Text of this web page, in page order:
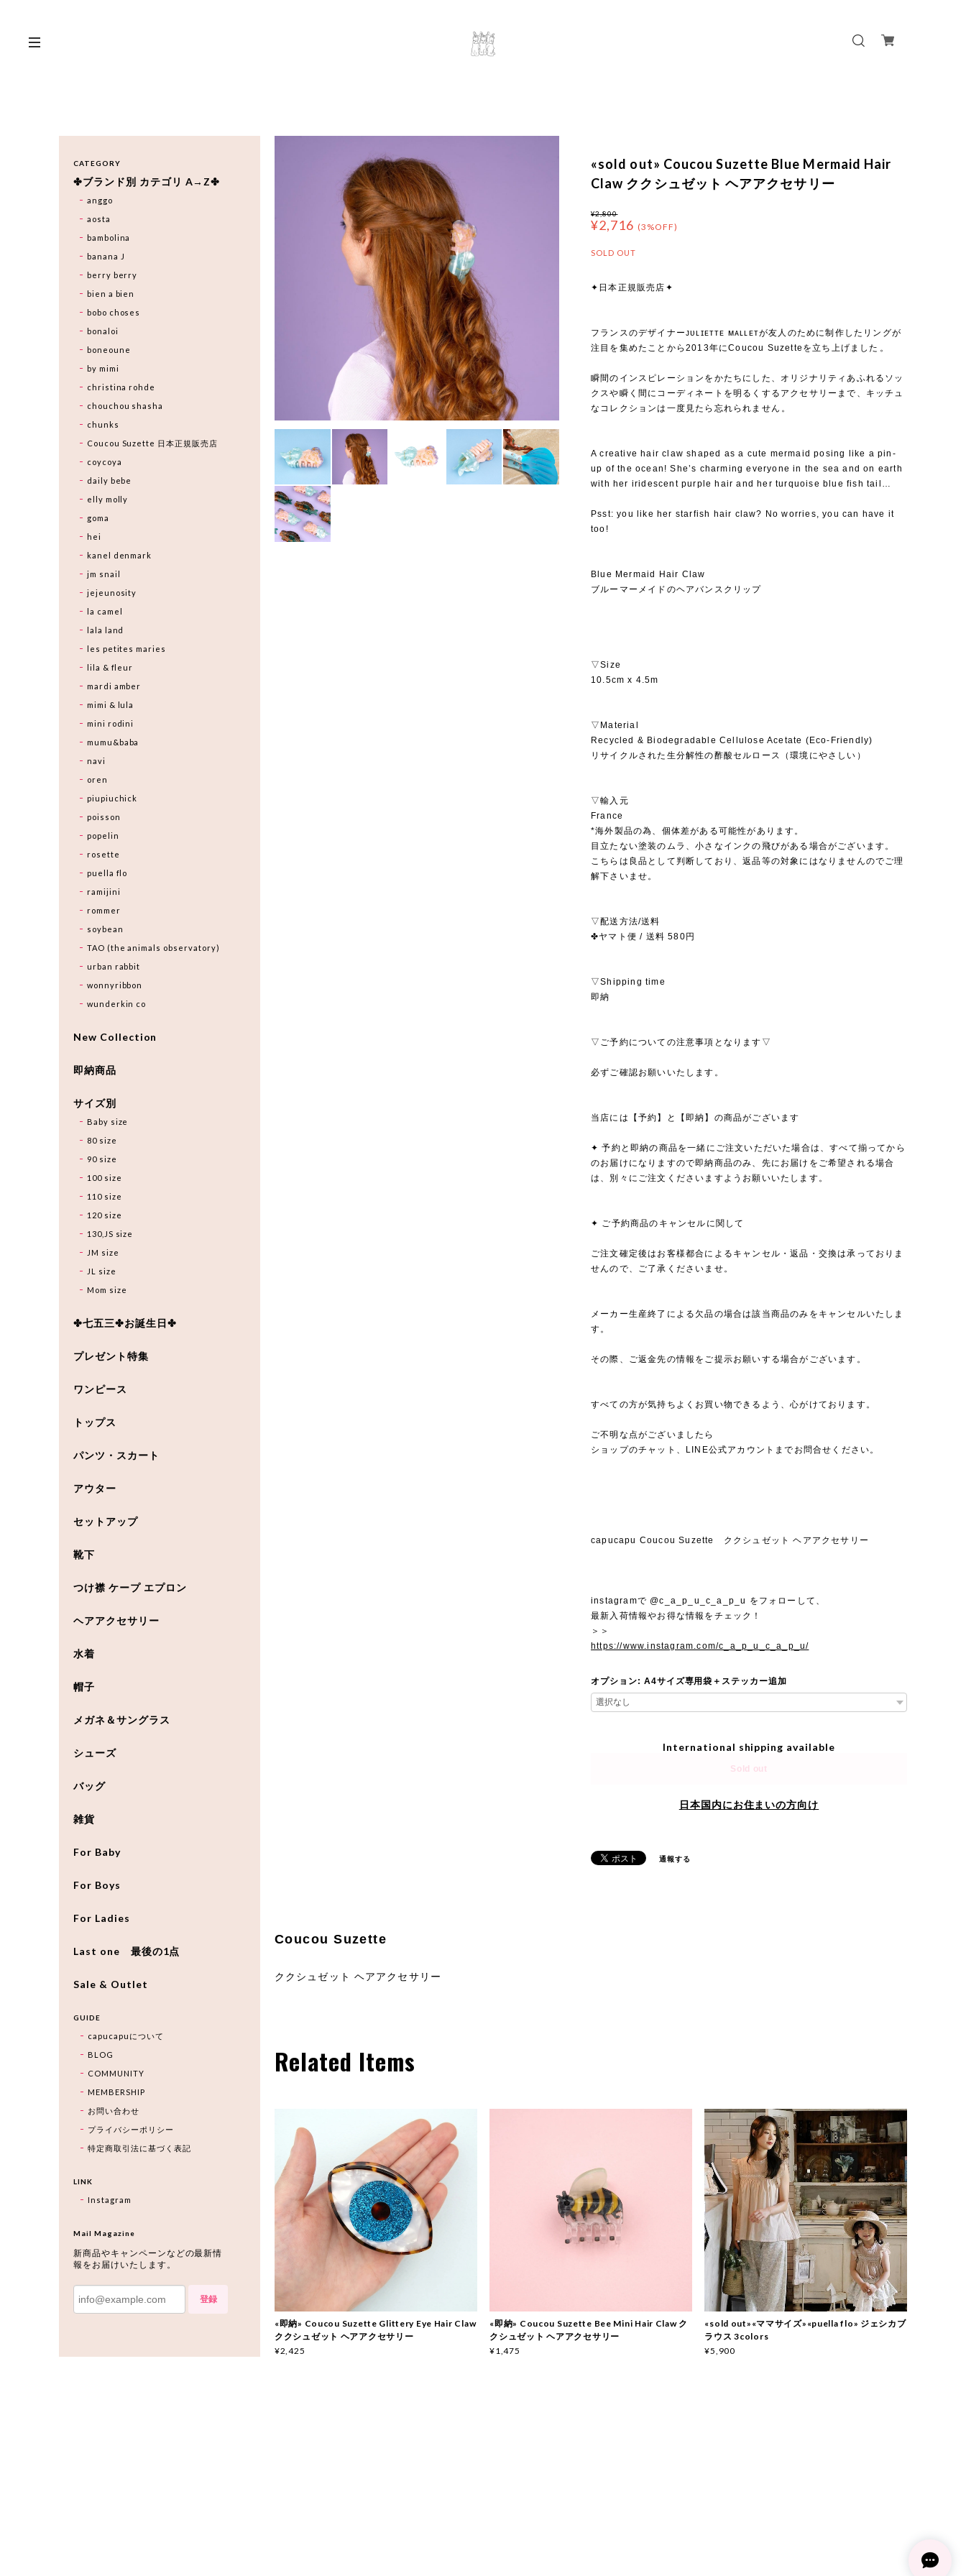
«sold out» Coucou Suzette Blue Mermaid Hair
Claw ククシュゼット ヘアアクセサリー
¥2,800
¥2,716 (3%OFF)
SOLD OUT
✦日本正規販売店✦
フランスのデザイナーᴊᴜʟɪᴇᴛᴛᴇ ᴍᴀʟʟᴇᴛが友人のために制作したリングが
注目を集めたことから2013年にCoucou Suzetteを立ち上げました⁡。
瞬間のインスピレーションをかたちにした、オリジナリティあふれるソッ
クスや瞬く間にコーディネートを明るくするアクセサリーまで、キッチュ
なコレクションは一度見たら忘れられません⁡。
A creative hair claw shaped as a cute mermaid posing like a pin-
up of the ocean! She’s charming everyone in the sea and on earth
with her iridescent purple hair and her turquoise blue fish tail…
Psst: you like her starfish hair claw? No worries, you can have it
too!
Blue Mermaid Hair Claw
ブルーマーメイドのヘアバンスクリップ
▽Size
10.5cm x 4.5m
▽Material
Recycled & Biodegradable Cellulose Acetate (Eco-Friendly)
リサイクルされた生分解性の酢酸セルロース（環境にやさしい）
▽輸入元
France
*海外製品の為、個体差がある可能性があります。
目立たない塗装のムラ、小さなインクの飛びがある場合がございます。
こちらは良品として判断しており、返品等の対象にはなりませんのでご理
解下さいませ。
▽配送方法/送料
✤ヤマト便 / 送料 580円
▽Shipping time
即納
▽ご予約についての注意事項となります▽
必ずご確認お願いいたします。
当店には【予約】と【即納】の商品がございます
✦ 予約と即納の商品を一緒にご注文いただいた場合は、すべて揃ってから
のお届けになりますので即納商品のみ、先にお届けをご希望される場合
は、別々にご注文くださいますようお願いいたします。
✦ ご予約商品のキャンセルに関して
ご注文確定後はお客様都合によるキャンセル・返品・交換は承っておりま
せんので、ご了承くださいませ。
メーカー生産終了による欠品の場合は該当商品のみをキャンセルいたしま
す。
その際、ご返金先の情報をご提示お願いする場合がございます。
すべての方が気持ちよくお買い物できるよう、心がけております。
ご不明な点がございましたら
ショップのチャット、LINE公式アカウントまでお問合せください。
capucapu Coucou Suzette ククシュゼット ヘアアクセサリー
instagramで @c_a_p_u_c_a_p_u をフォローして、
最新入荷情報やお得な情報をチェック！
＞＞
https://www.instagram.com/c_a_p_u_c_a_p_u/
オプション: A4サイズ専用袋＋ステッカー追加
International shipping available
Sold out
日本国内にお住まいの方向け
通報する
Coucou Suzette
ククシュゼット ヘアアクセサリー
Related Items
«即納» Coucou Suzette Glittery Eye Hair Claw
ククシュゼット ヘアアクセサリー
¥2,425
«即納» Coucou Suzette Bee Mini Hair Claw ク
クシュゼット ヘアアクセサリー
¥1,475
«sold out»«ママサイズ»«puella flo» ジェシカブ
ラウス 3colors
¥5,900
CATEGORY
✤ブランド別 カテゴリ A→Z✤
anggo
aosta
bambolina
banana J
berry berry
bien a bien
bobo choses
bonaloi
boneoune
by mimi
christina rohde
chouchou shasha
chunks
Coucou Suzette 日本正規販売店
coycoya
daily bebe
elly molly
goma
hei
kanel denmark
jm snail
jejeunosity
la camel
lala land
les petites maries
lila & fleur
mardi amber
mimi & lula
mini rodini
mumu&baba
navi
oren
piupiuchick
poisson
popelin
rosette
puella flo
ramijini
rommer
soybean
TAO (the animals observatory)
urban rabbit
wonnyribbon
wunderkin co
New Collection
即納商品
サイズ別
Baby size
80 size
90 size
100 size
110 size
120 size
130,JS size
JM size
JL size
Mom size
✤七五三✤お誕生日✤
プレゼント特集
ワンピース
トップス
パンツ・スカート
アウター
セットアップ
靴下
つけ襟 ケープ エプロン
ヘアアクセサリー
水着
帽子
メガネ＆サングラス
シューズ
バッグ
雑貨
For Baby
For Boys
For Ladies
Last one 最後の1点
Sale & Outlet
GUIDE
capucapuについて
BLOG
COMMUNITY
MEMBERSHIP
お問い合わせ
プライバシーポリシー
特定商取引法に基づく表記
LINK
Instagram
Mail Magazine
新商品やキャンペーンなどの最新情
報をお届けいたします。
登録